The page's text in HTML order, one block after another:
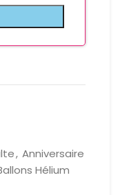
, Anniversaire
Hélium